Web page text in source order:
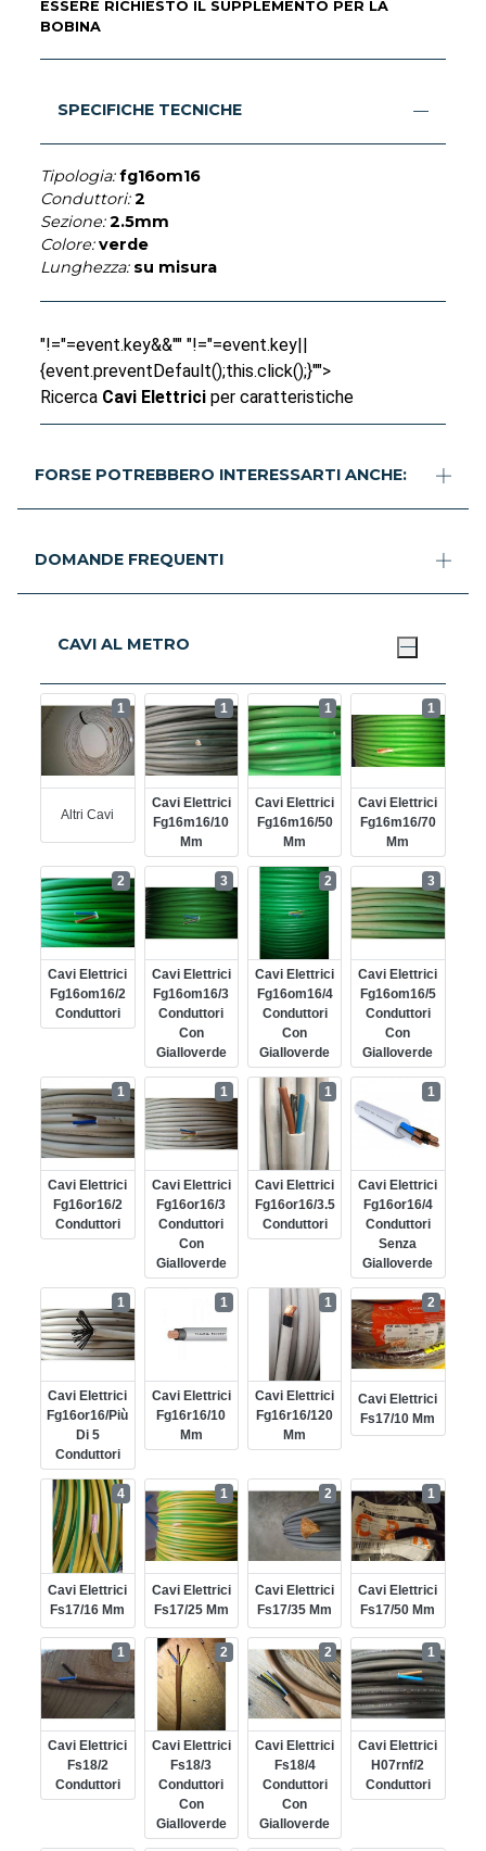
ESSERE RICHIESTO IL SUPPLEMENTO PER LA
BOBINA
SPECIFICHE TECNICHE
Tipologia: fg16om16
Conduttori: 2
Sezione: 2.5mm
Colore: verde
Lunghezza: su misura
"!="=event.key&&"" "!="=event.key||
{event.preventDefault();this.click();}"">
Ricerca Cavi Elettriciper caratteristiche
FORSE POTREBBERO INTERESSARTI ANCHE:
DOMANDE FREQUENTI
CAVI AL METRO
Altri Cavi
1
Cavi Elettrici
Fg16m16/10
Mm
1
Cavi Elettrici
Fg16m16/50
Mm
1
Cavi Elettrici
Fg16m16/70
Mm
1
Cavi Elettrici
Fg16om16/2
Conduttori
2
Cavi Elettrici
Fg16om16/3
Conduttori
Con
Gialloverde
3
Cavi Elettrici
Fg16om16/4
Conduttori
Con
Gialloverde
2
Cavi Elettrici
Fg16om16/5
Conduttori
Con
Gialloverde
3
Cavi Elettrici
Fg16or16/2
Conduttori
1
Cavi Elettrici
Fg16or16/3
Conduttori
Con
Gialloverde
1
Cavi Elettrici
Fg16or16/3.5
Conduttori
1
Cavi Elettrici
Fg16or16/4
Conduttori
Senza
Gialloverde
1
Cavi Elettrici
Fg16or16/più
Di 5
Conduttori
1
Cavi Elettrici
Fg16r16/10
Mm
1
Cavi Elettrici
Fg16r16/120
Mm
1
Cavi Elettrici
Fs17/10 Mm
2
Cavi Elettrici
Fs17/16 Mm
4
Cavi Elettrici
Fs17/25 Mm
1
Cavi Elettrici
Fs17/35 Mm
2
Cavi Elettrici
Fs17/50 Mm
1
Cavi Elettrici
Fs18/2
Conduttori
1
Cavi Elettrici
Fs18/3
Conduttori
Con
Gialloverde
2
Cavi Elettrici
Fs18/4
Conduttori
Con
Gialloverde
2
Cavi Elettrici
H07rnf/2
Conduttori
1